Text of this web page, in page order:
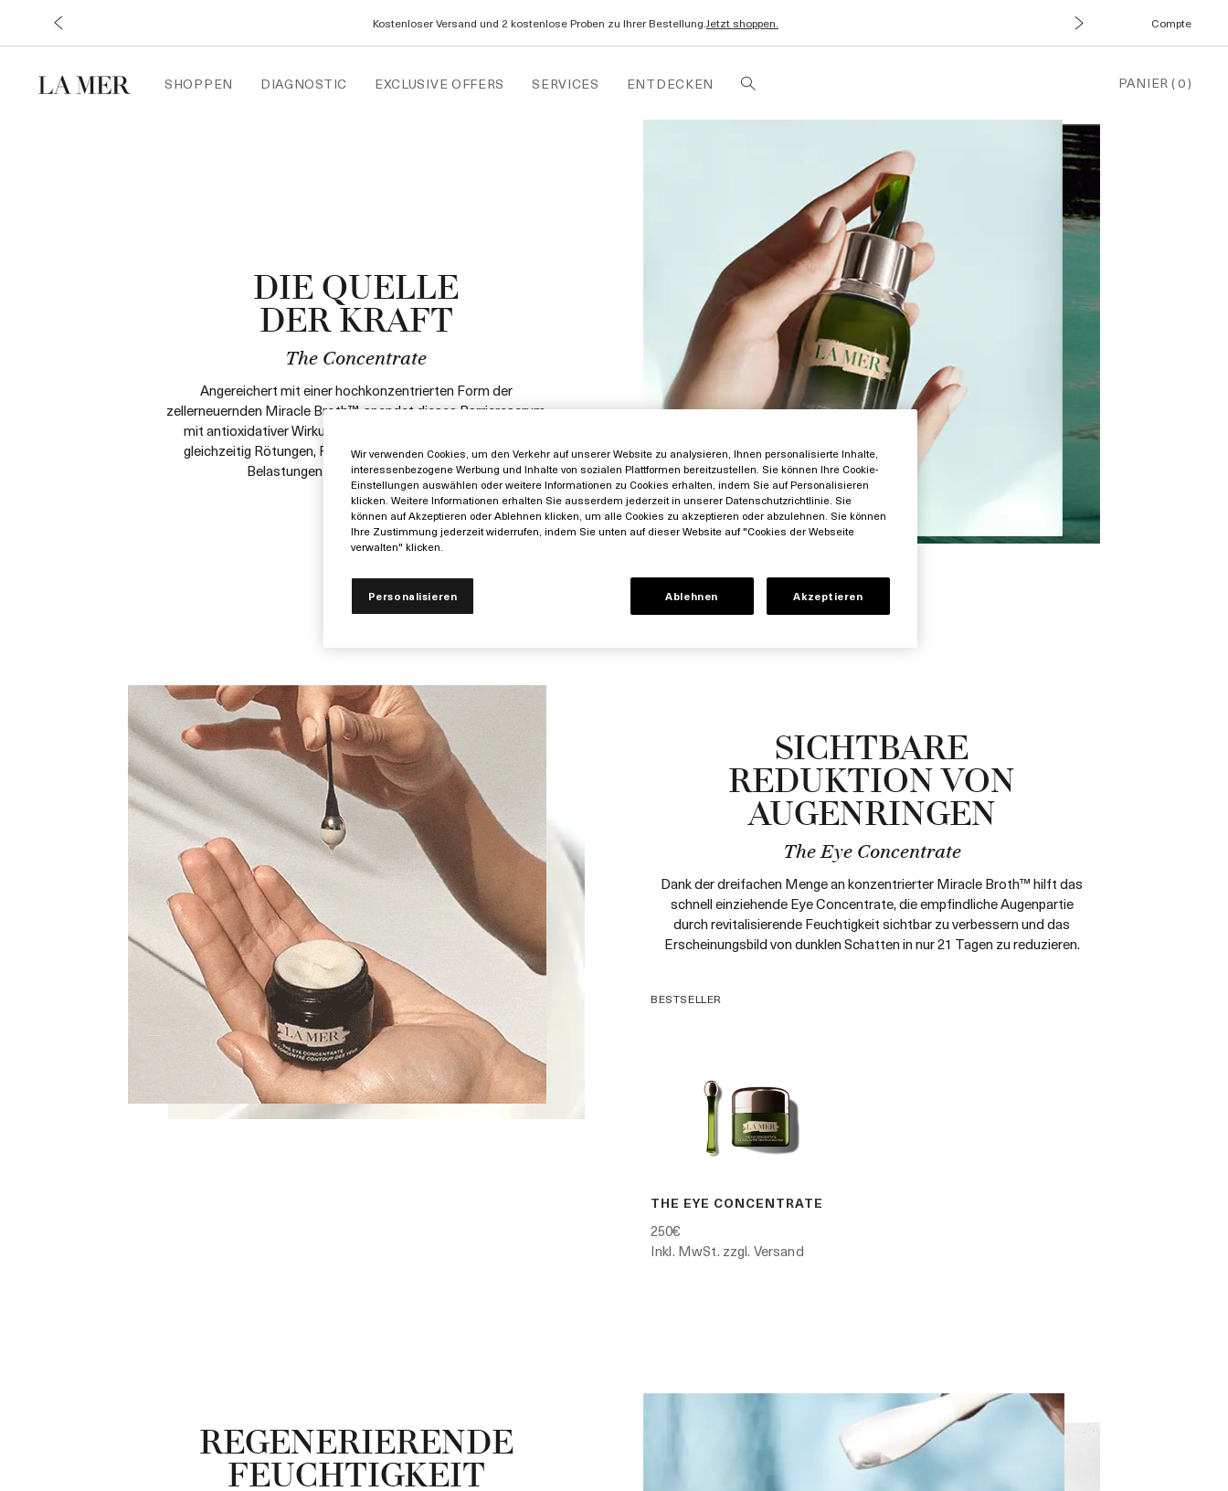
Kostenloser Versand und 2 kostenlose Proben zu Ihrer Bestellung.Jetzt shoppen. Compte
SHOPPEN DIAGNOSTIC EXCLUSIVE OFFERS SERVICES ENTDECKEN PANIER(0)
DIE QUELLE
DER KRAFT
The Concentrate
Angereichert mit einer hochkonzentrierten Form der
zellerneuernden Miracle Broth™, spendet dieses Barriereserum
mit antioxidativer Wirkung wertvolle Feuchtigkeit und hilft
gleichzeitig Rötungen, Reizungen und andere Zeichen von
Belastungen der Haut zu reduzieren.
SICHTBARE
REDUKTION VON
AUGENRINGEN
The Eye Concentrate
Dank der dreifachen Menge an konzentrierter Miracle Broth™ hilft das
schnell einziehende Eye Concentrate, die empfindliche Augenpartie
durch revitalisierende Feuchtigkeit sichtbar zu verbessern und das
Erscheinungsbild von dunklen Schatten in nur 21 Tagen zu reduzieren.
BESTSELLER
THE EYE CONCENTRATE
250€
Inkl. MwSt. zzgl. Versand
REGENERIERENDE
FEUCHTIGKEIT
Wir verwenden Cookies, um den Verkehr auf unserer Website zu analysieren, Ihnen personalisierte Inhalte,
interessenbezogene Werbung und Inhalte von sozialen Plattformen bereitzustellen. Sie können Ihre Cookie-
Einstellungen auswählen oder weitere Informationen zu Cookies erhalten, indem Sie auf Personalisieren
klicken. Weitere Informationen erhalten Sie ausserdem jederzeit in unserer Datenschutzrichtlinie. Sie
können auf Akzeptieren oder Ablehnen klicken, um alle Cookies zu akzeptieren oder abzulehnen. Sie können
Ihre Zustimmung jederzeit widerrufen, indem Sie unten auf dieser Website auf "Cookies der Webseite
verwalten" klicken.
Personalisieren Ablehnen Akzeptieren